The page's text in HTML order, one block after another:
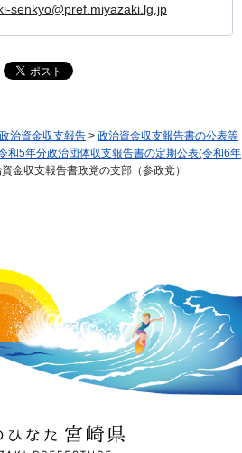
senkyo@pref.miyazaki.lg.jp
政治資金収支報告 > 政治資金収支報告書の公表等
和5年分政治団体収支報告書の定期公表(令和6年
金収支報告書政党の支部（参政党）
なた 宮崎県